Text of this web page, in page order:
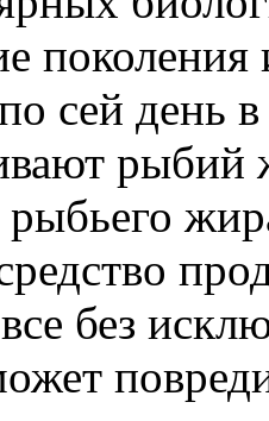
поколения
сей день
рыбий
без